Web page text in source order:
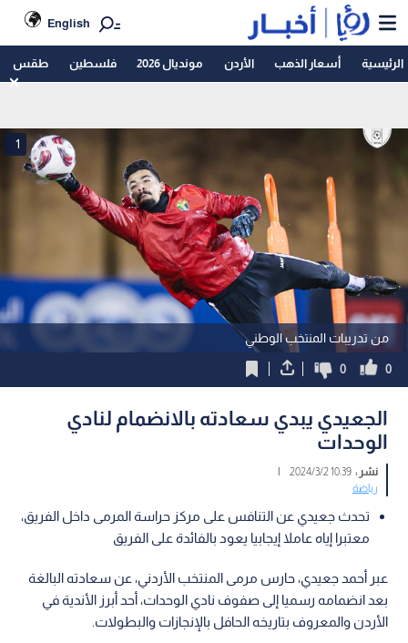
English
الرئيسية أسعار الذهب الأردن مونديال 2026 فلسطين طقس
من تدريبات المنتخب الوطني
1
0
0
الجعيدي يبدي سعادته بالانضمام لنادي
الوحدات
نشر :10:39 2024/3/2
|
رياضة
تحدث جعيدي عن التنافس على مركز حراسة المرمى داخل الفريق،
معتبرا إياه عاملا إيجابيا يعود بالفائدة على الفريق
عبر أحمد جعيدي، حارس مرمى المنتخب الأردني، عن سعادته البالغة
بعد انضمامه رسميا إلى صفوف نادي الوحدات، أحد أبرز الأندية في
الأردن والمعروف بتاريخه الحافل بالإنجازات والبطولات.